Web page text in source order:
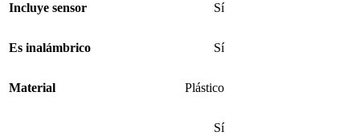
Incluye sensor Sí
Es inalámbrico Sí
Material Plástico
Sí